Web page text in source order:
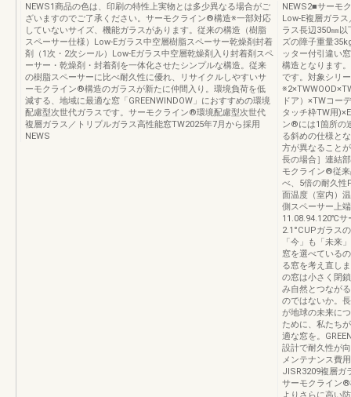
NEWS1商品の色は、印刷の特性上実物とは多少異なる場合がご
ざいますのでご了承ください。サーモクライン®構造※一部対応
していないサイズ、機能ガラスがあります。従来の構造（樹脂
スペーサー仕様）Low-Eガラス中空層樹脂スペーサー乾燥剤封着
剤（1次・2次シール）Low-Eガラス中空層乾燥剤入り封着剤スペ
ーサー・乾燥剤・封着剤を一体化させたシンプルな構造。従来
の樹脂スペーサーに比べ耐久性に優れ、リサイクルしやすいサ
ーモクライン®構造のガラスが新たに仲間入り。環境負荷を低
減する、地域に最適な窓「GREENWINDOW」におすすめの環境
配慮型次世代ガラスです。サーモクライン®環境配慮型次世代
複層ガラス／トリプルガラス高性能窓TW2025年7月から採用
NEWS
NEWS2■サーモ
Low-E複層ガラ
ラス⻑辺350㎜
ズの障⼦重量
ッター付引違い
構造となります
です。対象シリ
ドア）×TWコー
タッチ枠TW⽤
ン®には1箇所の
る斜めの仕様と
方が異なること
長の場合］連結
モクライン®従
べ、5倍の耐久性
面温度（室内）
側スペーサー上
11.08.94.120℃
2.1°CUPガラス
「今」も「未来
窓を選べている
る窓を考え直し
の窓は小さく閉
み自然とつなが
のではないか。
が地球の未来に
ために、私たち
適な窓を。
設計で耐久性が
メンテナンス費
JISR3209複層ガ
サーモクライン®
よりさらに高い